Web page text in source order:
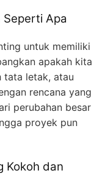
Seperti Apa
untuk memiliki
apakah kita
tata letak, atau
rencana yang
perubahan besar
proyek pun
Kokoh dan